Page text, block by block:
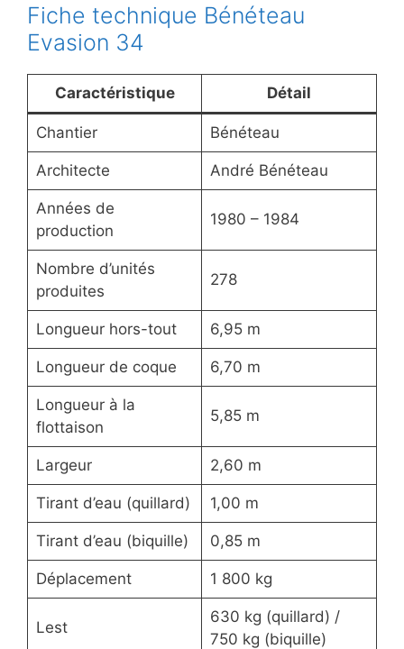
Fiche technique Bénéteau
Evasion 34
Caractéristique Détail
Chantier Bénéteau
Architecte André Bénéteau
Années de
production
1980 – 1984
Nombre d’unités
produites
278
Longueur hors-tout 6,95 m
Longueur de coque 6,70 m
Longueur à la
flottaison
5,85 m
Largeur 2,60 m
Tirant d’eau (quillard) 1,00 m
Tirant d’eau (biquille) 0,85 m
Déplacement 1 800 kg
Lest
630 kg (quillard) /
750 kg (biquille)